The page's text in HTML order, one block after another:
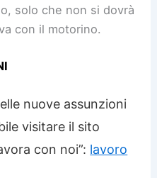
solo che non si dovrà
con il motorino.
nuove assunzioni
visitare il sito
con noi”: lavoro